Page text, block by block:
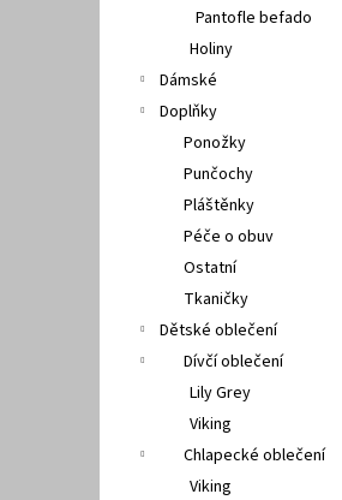
Pantofle befado
Holiny
Dámské
Doplňky
Ponožky
Punčochy
Pláštěnky
Péče o obuv
Ostatní
Tkaničky
Dětské oblečení
Dívčí oblečení
Lily Grey
Viking
Chlapecké oblečení
Viking